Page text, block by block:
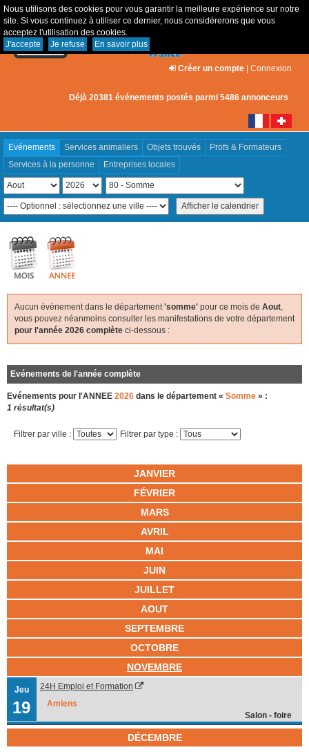
Nous utilisons des cookies pour vous garantir la meilleure expérience sur notre
site. Si vous continuez à utiliser ce dernier, nous considérerons que vous
acceptez l'utilisation des cookies.
J'accepte
Je refuse En savoir plus
Créer un compte | Connexion
Déjà 20381 événements postés parmi 5486 annonceurs
Evénements Services animaliers Objets trouvés
Profs & Formateurs
Services à la personne
Entreprises locales
Aucun événement dans le département 'somme' pour ce mois de Aout
vous pouvez néanmoins consulter les manifestations de votre département
pour l'année 2026 complète ci-dessous :
Evénements de l'année complète
Evénements pour l'ANNEE 2026 dans le département « Somme » :
1 résultat(s)
Filtrer par ville : Filtrer par type :
JANVIER
FÉVRIER
MARS
AVRIL
MAI
JUIN
JUILLET
AOUT
SEPTEMBRE
OCTOBRE
NOVEMBRE
Jeu
19
24H Emploi et Formation
Amiens
Salon - foire
DÉCEMBRE